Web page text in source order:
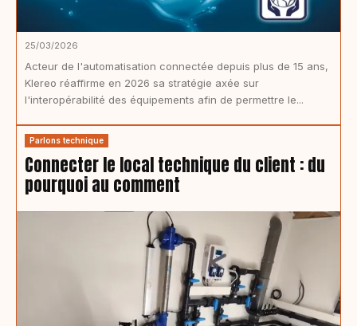
25/03/2026
Acteur de l'automatisation connectée depuis plus de 15 ans,
Klereo réaffirme en 2026 sa stratégie axée sur
l'interopérabilité des équipements afin de permettre le...
Parlons technique
Connecter le local technique du client : du
pourquoi au comment